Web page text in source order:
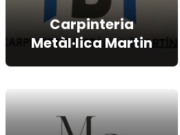
Carpinteria
Metàl·lica Martin